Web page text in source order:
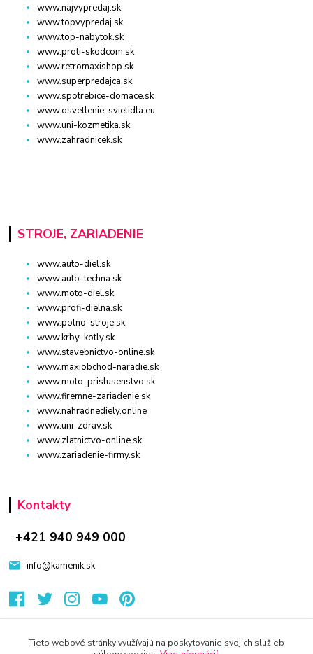
www.najvypredaj.sk
www.topvypredaj.sk
www.top-nabytok.sk
www.proti-skodcom.sk
www.retromaxishop.sk
www.superpredajca.sk
www.spotrebice-domace.sk
www.osvetlenie-svietidla.eu
www.uni-kozmetika.sk
www.zahradnicek.sk
STROJE, ZARIADENIE
www.auto-diel.sk
www.auto-techna.sk
www.moto-diel.sk
www.profi-dielna.sk
www.polno-stroje.sk
www.krby-kotly.sk
www.stavebnictvo-online.sk
www.maxiobchod-naradie.sk
www.moto-prislusenstvo.sk
www.firemne-zariadenie.sk
www.nahradnediely.online
www.uni-zdrav.sk
www.zlatnictvo-online.sk
www.zariadenie-firmy.sk
Kontakty
+421 940 949 000
info@kamenik.sk
Tieto webové stránky využívajú na poskytovanie svojich služieb